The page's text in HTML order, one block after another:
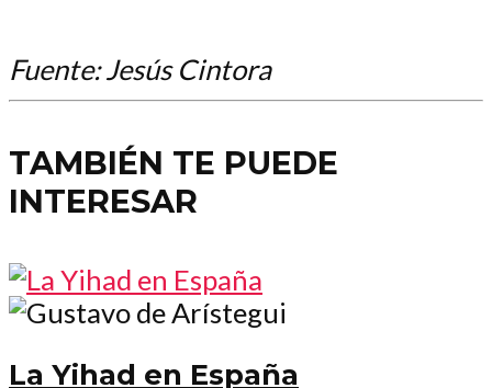
Fuente: Jesús Cintora
TAMBIÉN TE PUEDE
INTERESAR
La Yihad en España